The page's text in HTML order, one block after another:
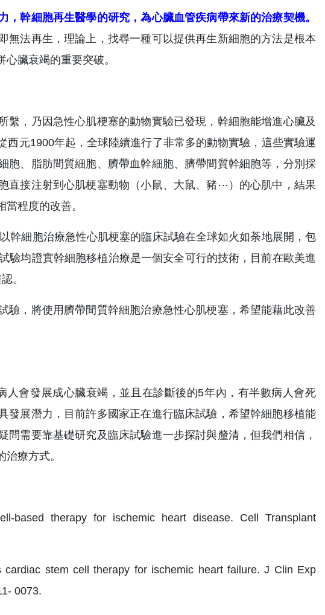
幹細胞再生醫學的研究，為心臟血管疾病帶來新的治療契機。
無法再生，理論上，找尋一種可以提供再生新細胞的方法是根本
臟衰竭的重要突破。
繫，乃因急性心肌梗塞的動物實驗已發現，幹細胞能增進心臟及
西元1900年起，全球陸續進行了非常多的動物實驗，這些實驗運
胞、脂肪間質細胞、臍帶血幹細胞、臍帶間質幹細胞等，分別採
直接注射到心肌梗塞動物（小鼠、大鼠、豬⋯）的心肌中，結果
程度的改善。
幹細胞治療急性心肌梗塞的臨床試驗在全球如火如荼地展開，包
驗均證實幹細胞移植治療是一個安全可行的技術，目前在歐美進
。
驗，將使用臍帶間質幹細胞治療急性心肌梗塞，希望能藉此改善
會發展成心臟衰竭，並且在診斷後的5年內，有半數病人會死
發展潛力，目前許多國家正在進行臨床試驗，希望幹細胞移植能
需要靠基礎研究及臨床試驗進一步探討與釐清，但我們相信，
療方式。
based therapy for ischemic heart disease. Cell Transplant
stem cell therapy for ischemic heart failure. J Clin Exp
0073.